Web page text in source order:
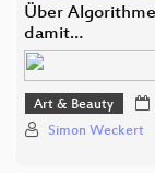
Über
damit…
Art & Beauty
Simon Weckert